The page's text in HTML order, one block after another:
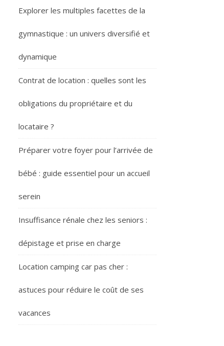
Explorer les multiples facettes de la
gymnastique : un univers diversifié et
dynamique
Contrat de location : quelles sont les
obligations du propriétaire et du
locataire ?
Préparer votre foyer pour l’arrivée de
bébé : guide essentiel pour un accueil
serein
Insuffisance rénale chez les seniors :
dépistage et prise en charge
Location camping car pas cher :
astuces pour réduire le coût de ses
vacances